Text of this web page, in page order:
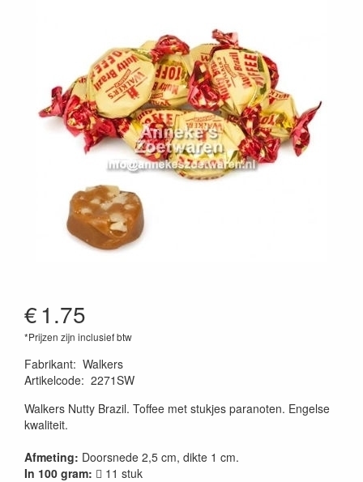
€1.75
*Prijzen zijn inclusief btw
Fabrikant: Walkers
Artikelcode: 2271SW
Walkers Nutty Brazil. Toffee met stukjes paranoten. Engelse
kwaliteit.
Afmeting: Doorsnede 2,5 cm, dikte 1 cm.
In 100 gram:  11 stuk